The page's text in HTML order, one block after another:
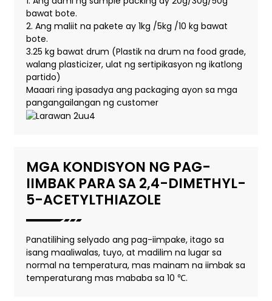
bawat bote.
2. Ang maliit na pakete ay 1kg /5kg /10 kg bawat
bote.
3.25 kg bawat drum (Plastik na drum na food grade,
walang plasticizer, ulat ng sertipikasyon ng ikatlong
partido)
Maaari ring ipasadya ang packaging ayon sa mga
pangangailangan ng customer
MGA KONDISYON NG PAG-
IIMBAK PARA SA 2,4-DIMETHYL-
5-ACETYLTHIAZOLE
Panatilihing selyado ang pag-iimpake, itago sa
isang maaliwalas, tuyo, at madilim na lugar sa
normal na temperatura, mas mainam na iimbak sa
temperaturang mas mababa sa 10 ℃.